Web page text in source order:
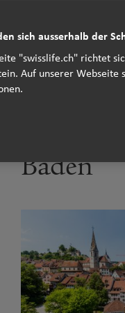
Sie
Baden
sich ausserhalb der
"swisslife.ch" richtet
Auf unserer Webseite